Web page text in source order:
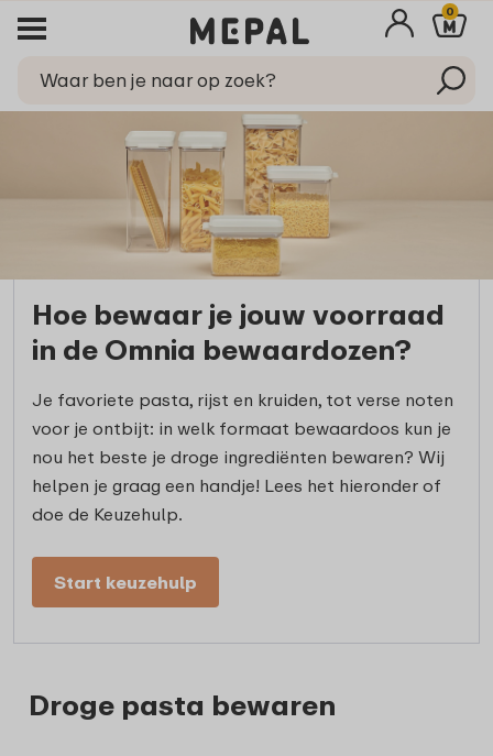
0
Hoe bewaar je jouw voorraad
in de Omnia bewaardozen?
Je favoriete pasta, rijst en kruiden, tot verse noten
voor je ontbijt: in welk formaat bewaardoos kun je
nou het beste je droge ingrediënten bewaren? Wij
helpen je graag een handje! Lees het hieronder of
doe de Keuzehulp.
Start keuzehulp
Droge pasta bewaren